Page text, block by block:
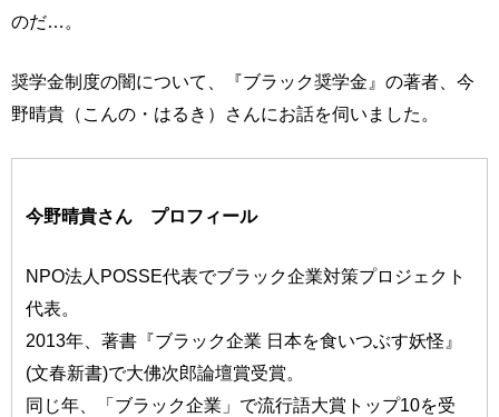
のだ…。
奨学金制度の闇について、『ブラック奨学金』の著者、今
野晴貴（こんの・はるき）さんにお話を伺いました。
今野晴貴さん プロフィール
NPO法人POSSE代表でブラック企業対策プロジェクト
代表。
2013年、著書『ブラック企業 日本を食いつぶす妖怪』
(文春新書)で大佛次郎論壇賞受賞。
同じ年、「ブラック企業」で流行語大賞トップ10を受